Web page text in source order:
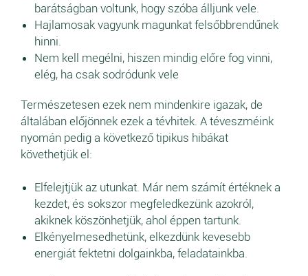
barátságban voltunk, hogy szóba álljunk vele.
Hajlamosak vagyunk magunkat felsőbbrendűnek
hinni.
Nem kell megélni, hiszen mindig előre fog vinni,
elég, ha csak sodródunk vele
Természetesen ezek nem mindenkire igazak, de
általában előjönnek ezek a tévhitek. A téveszméink
nyomán pedig a következő tipikus hibákat
követhetjük el:
Elfelejtjük az utunkat. Már nem számít értéknek a
kezdet, és sokszor megfeledkezünk azokról,
akiknek köszönhetjük, ahol éppen tartunk.
Elkényelmesedhetünk, elkezdünk kevesebb
energiát fektetni dolgainkba, feladatainkba.